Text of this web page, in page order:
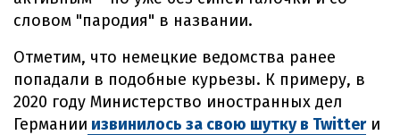
словом "пародия" в названии.
Отметим, что немецкие ведомства ранее
попадали в подобные курьезы. К примеру, в
2020 году Министерство иностранных дел
Германии извинилось за свою шутку в Twitterи